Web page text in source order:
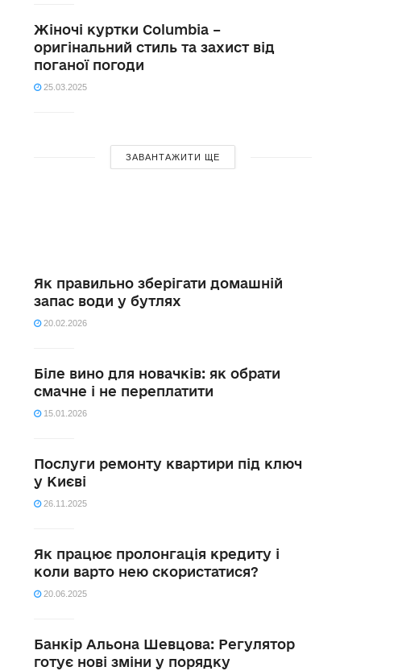
Жіночі куртки Columbia –
оригінальний стиль та захист від
поганої погоди
25.03.2025
ЗАВАНТАЖИТИ ЩЕ
Як правильно зберігати домашній
запас води у бутлях
20.02.2026
Біле вино для новачків: як обрати
смачне і не переплатити
15.01.2026
Послуги ремонту квартири під ключ
у Києві
26.11.2025
Як працює пролонгація кредиту і
коли варто нею скористатися?
20.06.2025
Банкір Альона Шевцова: Регулятор
готує нові зміни у порядку